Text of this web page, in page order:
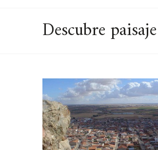
Descubre